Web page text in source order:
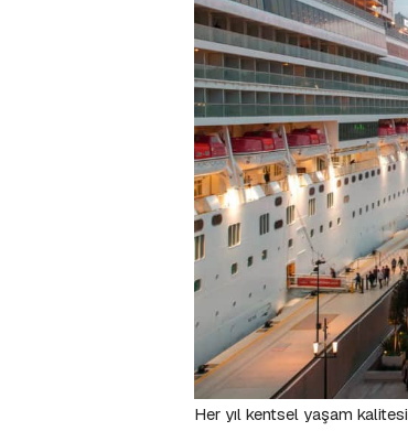
Her yıl kentsel yaşam